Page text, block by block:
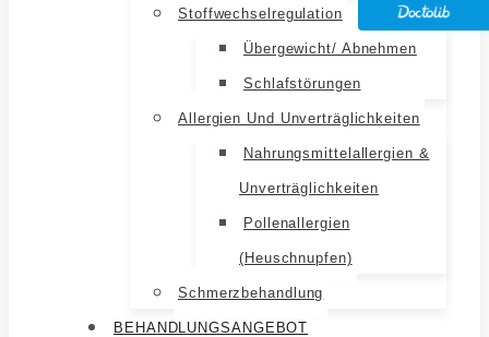
Stoffwechselregulation
Übergewicht/ Abnehmen
Schlafstörungen
Allergien Und Unverträglichkeiten
Nahrungsmittelallergien &
Unverträglichkeiten
Pollenallergien
(Heuschnupfen)
Schmerzbehandlung
BEHANDLUNGSANGEBOT